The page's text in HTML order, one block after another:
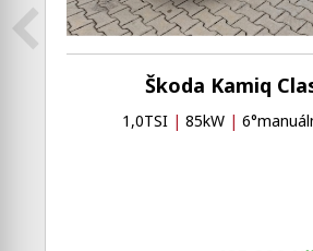
Škoda Kamiq
1,0TSI | 85kW |